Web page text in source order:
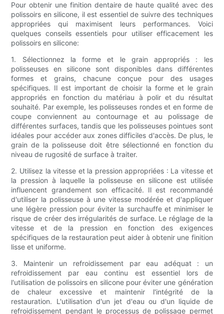
Pour obtenir une finition dentaire de haute qualité avec des
polissoirs en silicone, il est essentiel de suivre des techniques
appropriées qui maximisent leurs performances. Voici
quelques conseils essentiels pour utiliser efficacement les
polissoirs en silicone:
1. Sélectionnez la forme et le grain appropriés : les
polisseuses en silicone sont disponibles dans différentes
formes et grains, chacune conçue pour des usages
spécifiques. Il est important de choisir la forme et le grain
appropriés en fonction du matériau à polir et du résultat
souhaité. Par exemple, les polisseuses rondes et en forme de
coupe conviennent au contournage et au polissage de
différentes surfaces, tandis que les polisseuses pointues sont
idéales pour accéder aux zones difficiles d'accès. De plus, le
grain de la polisseuse doit être sélectionné en fonction du
niveau de rugosité de surface à traiter.
2. Utilisez la vitesse et la pression appropriées : La vitesse et
la pression à laquelle la polisseuse en silicone est utilisée
influencent grandement son efficacité. Il est recommandé
d'utiliser la polisseuse à une vitesse modérée et d'appliquer
une légère pression pour éviter la surchauffe et minimiser le
risque de créer des irrégularités de surface. Le réglage de la
vitesse et de la pression en fonction des exigences
spécifiques de la restauration peut aider à obtenir une finition
lisse et uniforme.
3. Maintenir un refroidissement par eau adéquat : un
refroidissement par eau continu est essentiel lors de
l'utilisation de polissoirs en silicone pour éviter une génération
de chaleur excessive et maintenir l'intégrité de la
restauration. L'utilisation d'un jet d'eau ou d'un liquide de
refroidissement pendant le processus de polissage permet